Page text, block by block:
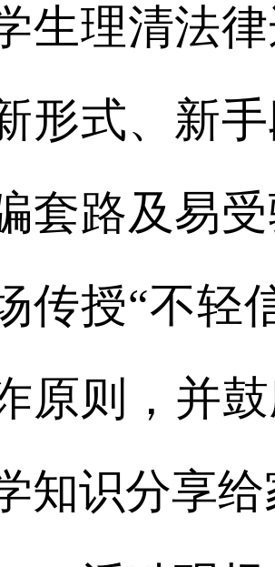
生理清法
形式、新
套路及易
传授“不轻
原则，并
知识分享